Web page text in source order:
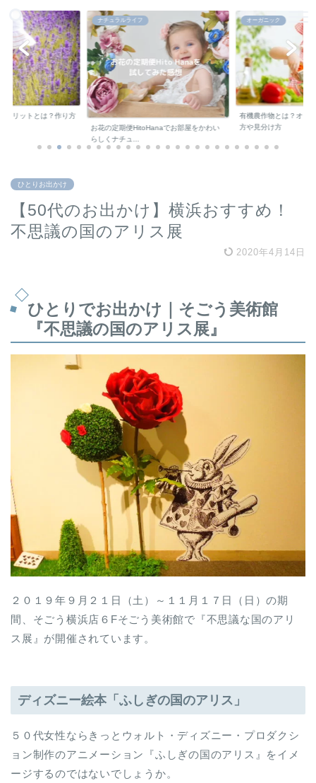
メリットとは？作り方
ナチュラルライフ
お花の定期便HitoHanaでお部屋をかわい
らしくナチュ...
オーガニック
有機農作物とは？オー
方や見分け方
ひとりお出かけ
【50代のお出かけ】横浜おすすめ！
不思議の国のアリス展
2020年4月14日
ひとりでお出かけ｜ そごう美術館
『不思議の国のアリス展』
２０１９年９月２１日（土）～１１月１７日（日）の期
間、そごう横浜店６Fそごう美術館で『不思議な国のアリ
ス展』が開催されています。
ディズニー絵本「ふしぎの国のアリス」
５０代女性ならきっとウォルト・ディズニー・プロダクシ
ョン制作のアニメーション『ふしぎの国のアリス』をイメ
ージするのではないでしょうか。